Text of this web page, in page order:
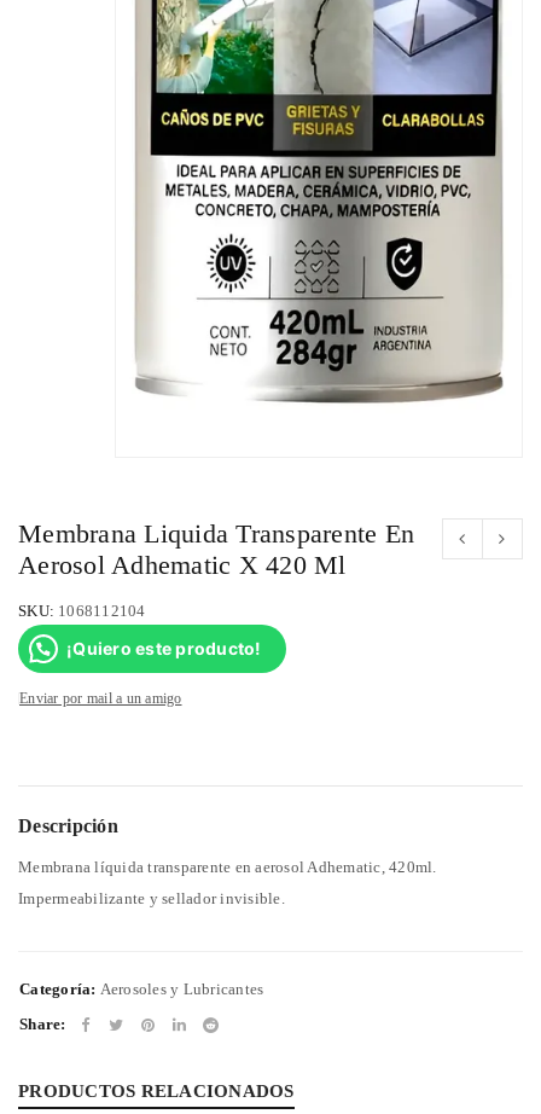
Membrana Liquida Transparente En
Aerosol Adhematic X 420 Ml
SKU: 1068112104
¡Quiero este producto!
Enviar por mail a un amigo
Descripción
Membrana líquida transparente en aerosol Adhematic, 420ml.
Impermeabilizante y sellador invisible.
Categoría: Aerosoles y Lubricantes
Share:
PRODUCTOS RELACIONADOS